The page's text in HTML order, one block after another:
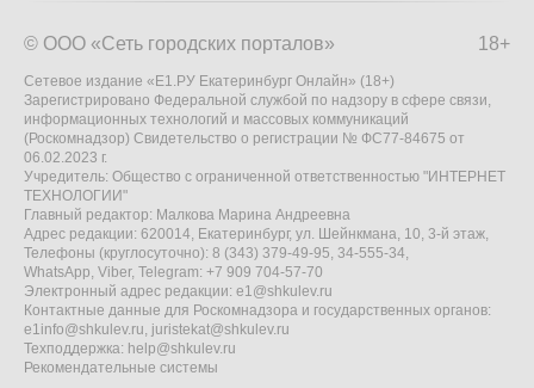
18+
© ООО «Сеть городских порталов»
Сетевое издание «Е1.РУ Екатеринбург Онлайн» (18+)
Зарегистрировано Федеральной службой по надзору в сфере связи,
информационных технологий и массовых коммуникаций
(Роскомнадзор) Свидетельство о регистрации № ФС77-84675 от
06.02.2023 г.
Учредитель: Общество с ограниченной ответственностью "ИНТЕРНЕТ
ТЕХНОЛОГИИ"
Главный редактор: Малкова Марина Андреевна
Адрес редакции: 620014, Екатеринбург, ул. Шейнкмана, 10, 3-й этаж,
Телефоны (круглосуточно): 8 (343) 379-49-95, 34-555-34,
WhatsApp, Viber, Telegram: +7 909 704-57-70
Электронный адрес редакции: e1@shkulev.ru
Контактные данные для Роскомнадзора и государственных органов:
e1info@shkulev.ru, juristekat@shkulev.ru
Техподдержка: help@shkulev.ru
Рекомендательные системы